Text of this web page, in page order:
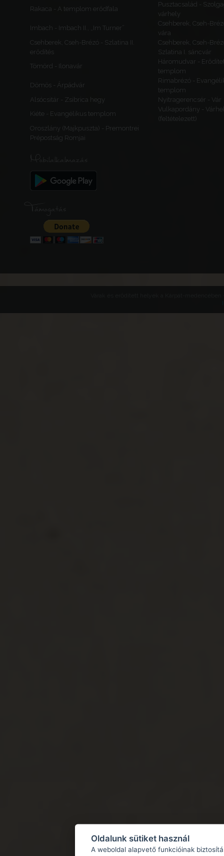
Rakaca - A templom erődfala
Pusztacsalád -
várhely
Imbach - Imbach II., „Im Turner”
Csehberek, Cseh-
vára
Csehberek, Cseh-Brézó - Szlatina II.
erődítés
Csehberek, Cseh-
Szlatina I. sáncvár
Tömörd - Ilonavár
Háromudvar -
templom
Dömös - Árpádvár
Rimabrézó -
templom
Alsócsitár - Zsibrica hegy
Nyitragerencsér - Vár
Kiéte - Evangélikus templom
Vulkapordány -
(feltételezett)
Oroszlány (Majkpuszta) - Premontrei
Prépostság Romjai
Mobilalkalmazás
Támogatás
Oldalunk sütiket használ
A weboldal alapvető funkcióinak